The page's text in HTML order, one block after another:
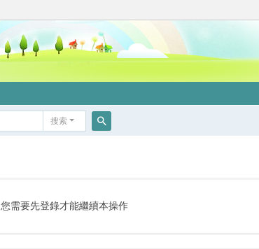
搜索
您需要先登錄才能繼續本操作